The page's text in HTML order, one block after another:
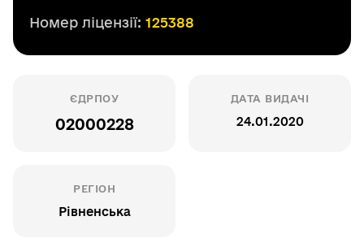
Номер ліцензії: 125388
ЄДРПОУ
02000228
ДАТА ВИДАЧІ
24.01.2020
РЕГІОН
Рівненська